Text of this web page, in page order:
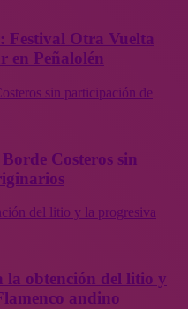
Festival Otra Vuelta
en Peñalolén
sin participación de
Costeros sin
del litio y la progresiva
la obtención del litio y
andino